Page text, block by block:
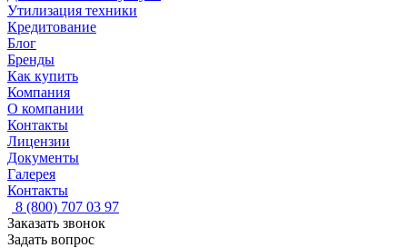
Утилизация техники
Кредитование
Блог
Бренды
Как купить
Компания
О компании
Контакты
Лицензии
Документы
Галерея
Контакты
8 (800) 707 03 97
Заказать звонок
Задать вопрос